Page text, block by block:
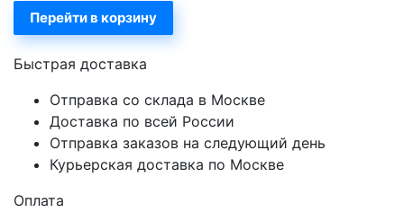
Перейти в корзину
Быстрая доставка
Отправка со склада в Москве
Доставка по всей России
Отправка заказов на следующий день
Курьерская доставка по Москве
Оплата